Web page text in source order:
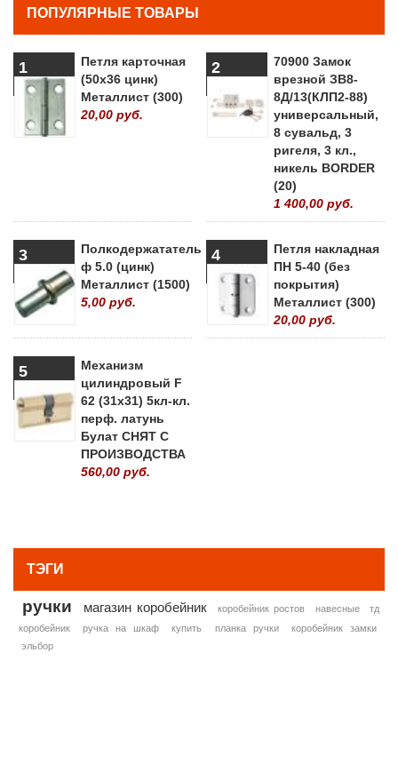
ПОПУЛЯРНЫЕ ТОВАРЫ
1
Петля карточная
(50х36 цинк)
Металлист (300)
20,00 руб.
2
70900 Замок
врезной ЗВ8-
8Д/13(КЛП2-88)
универсальный,
8 сувальд, 3
ригеля, 3 кл.,
никель BORDER
(20)
1 400,00 руб.
3
Полкодержататель
ф 5.0 (цинк)
Металлист (1500)
5,00 руб.
4
Петля накладная
ПН 5-40 (без
покрытия)
Металлист (300)
20,00 руб.
5
Механизм
цилиндровый F
62 (31х31) 5кл-кл.
перф. латунь
Булат СНЯТ С
ПРОИЗВОДСТВА
560,00 руб.
ТЭГИ
ручки магазин коробейник коробейник ростов навесные
тд
коробейник
ручка на шкаф купить планка ручки
коробейник замки
эльбор